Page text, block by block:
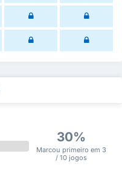
30%
Marcou primeiro em 3
/ 10 jogos